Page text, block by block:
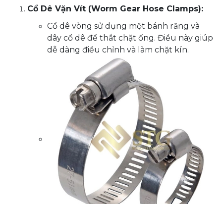
Cổ Dê Vặn Vít (Worm Gear Hose Clamps):
Cổ dê vòng sử dụng một bánh răng và
dây cổ dê để thắt chặt ống. Điều này giúp
dễ dàng điều chỉnh và làm chặt kín.